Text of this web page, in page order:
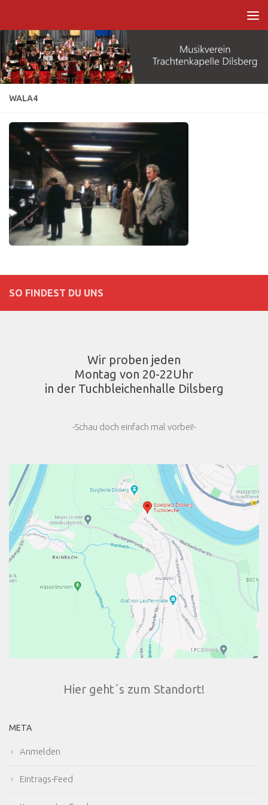
WALA4
SO FINDEST DU UNS
Wir proben jeden
Montag von 20-22Uhr
in der Tuchbleichenhalle Dilsberg
-Schau doch einfach mal vorbei!-
Hier geht´s zum Standort!
META
Anmelden
Eintrags-Feed